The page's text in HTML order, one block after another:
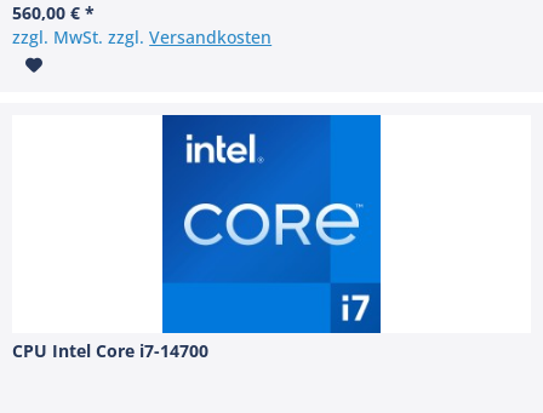
560,00 € *
zzgl. MwSt. zzgl.Versandkosten
CPU Intel Core i7-14700